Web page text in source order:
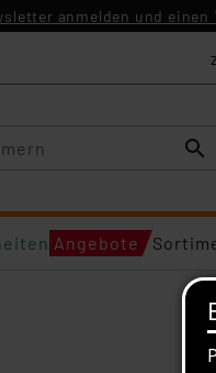
anmelden und einen
Angebote